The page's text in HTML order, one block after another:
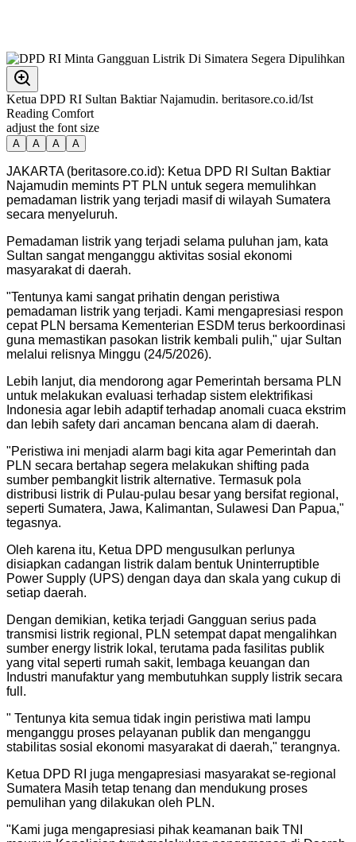
Ketua DPD RI Sultan Baktiar Najamudin. beritasore.co.id/Ist
Reading Comfort
adjust the font size
A A A A
JAKARTA (beritasore.co.id): Ketua DPD RI Sultan Baktiar
Najamudin memints PT PLN untuk segera memulihkan
pemadaman listrik yang terjadi masif di wilayah Sumatera
secara menyeluruh.
Pemadaman listrik yang terjadi selama puluhan jam, kata
Sultan sangat menganggu aktivitas sosial ekonomi
masyarakat di daerah.
"Tentunya kami sangat prihatin dengan peristiwa
pemadaman listrik yang terjadi. Kami mengapresiasi respon
cepat PLN bersama Kementerian ESDM terus berkoordinasi
guna memastikan pasokan listrik kembali pulih," ujar Sultan
melalui relisnya Minggu (24/5/2026).
Lebih lanjut, dia mendorong agar Pemerintah bersama PLN
untuk melakukan evaluasi terhadap sistem elektrifikasi
Indonesia agar lebih adaptif terhadap anomali cuaca ekstrim
dan lebih safety dari ancaman bencana alam di daerah.
"Peristiwa ini menjadi alarm bagi kita agar Pemerintah dan
PLN secara bertahap segera melakukan shifting pada
sumber pembangkit listrik alternative. Termasuk pola
distribusi listrik di Pulau-pulau besar yang bersifat regional,
seperti Sumatera, Jawa, Kalimantan, Sulawesi Dan Papua,"
tegasnya.
Oleh karena itu, Ketua DPD mengusulkan perlunya
disiapkan cadangan listrik dalam bentuk Uninterruptible
Power Supply (UPS) dengan daya dan skala yang cukup di
setiap daerah.
Dengan demikian, ketika terjadi Gangguan serius pada
transmisi listrik regional, PLN setempat dapat mengalihkan
sumber energy listrik lokal, terutama pada fasilitas publik
yang vital seperti rumah sakit, lembaga keuangan dan
Industri manufaktur yang membutuhkan supply listrik secara
full.
" Tentunya kita semua tidak ingin peristiwa mati lampu
menganggu proses pelayanan publik dan menganggu
stabilitas sosial ekonomi masyarakat di daerah," terangnya.
Ketua DPD RI juga mengapresiasi masyarakat se-regional
Sumatera Masih tetap tenang dan mendukung proses
pemulihan yang dilakukan oleh PLN.
"Kami juga mengapresiasi pihak keamanan baik TNI